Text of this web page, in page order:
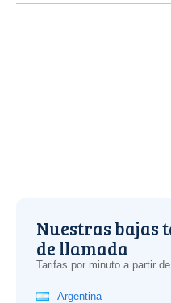
Nuestras bajas
de llamada
Tarifas por minuto a partir
Argentina